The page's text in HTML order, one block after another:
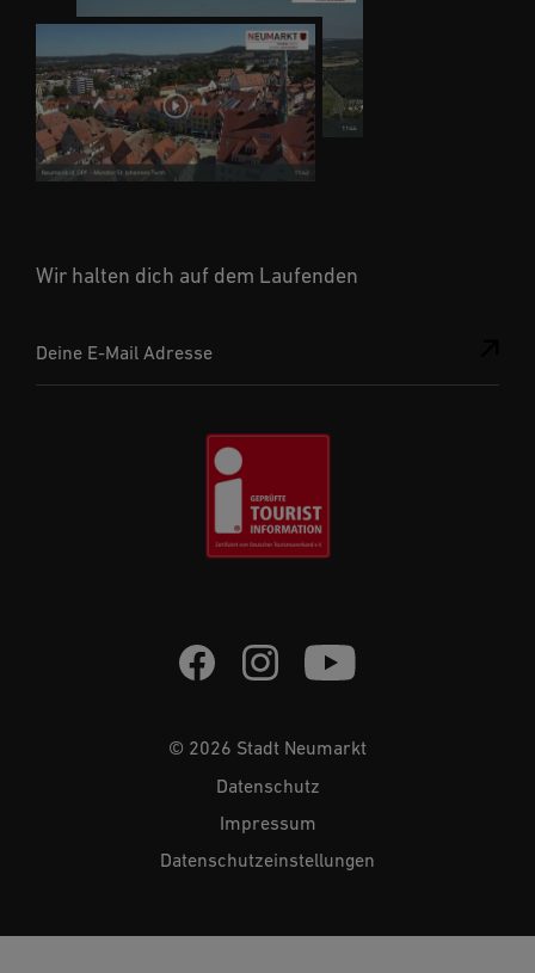
Wir halten dich auf dem Laufenden
Deine E-Mail Adresse
© 2026 Stadt Neumarkt
Datenschutz
Impressum
Datenschutzeinstellungen